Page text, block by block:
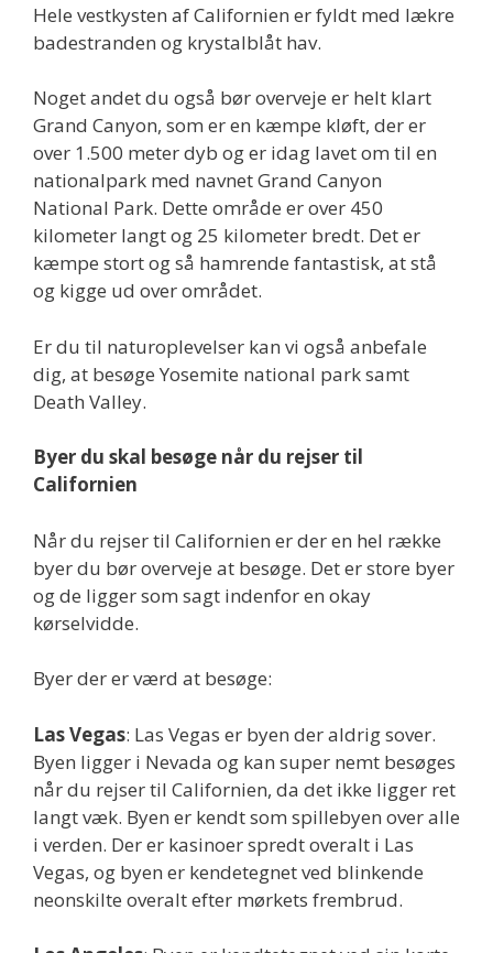
Hele vestkysten af Californien er fyldt med lækre
badestranden og krystalblåt hav.
Noget andet du også bør overveje er helt klart
Grand Canyon, som er en kæmpe kløft, der er
over 1.500 meter dyb og er idag lavet om til en
nationalpark med navnet Grand Canyon
National Park. Dette område er over 450
kilometer langt og 25 kilometer bredt. Det er
kæmpe stort og så hamrende fantastisk, at stå
og kigge ud over området.
Er du til naturoplevelser kan vi også anbefale
dig, at besøge Yosemite national park samt
Death Valley.
Byer du skal besøge når du rejser til
Californien
Når du rejser til Californien er der en hel række
byer du bør overveje at besøge. Det er store byer
og de ligger som sagt indenfor en okay
kørselvidde.
Byer der er værd at besøge:
Las Vegas: Las Vegas er byen der aldrig sover.
Byen ligger i Nevada og kan super nemt besøges
når du rejser til Californien, da det ikke ligger ret
langt væk. Byen er kendt som spillebyen over alle
i verden. Der er kasinoer spredt overalt i Las
Vegas, og byen er kendetegnet ved blinkende
neonskilte overalt efter mørkets frembrud.